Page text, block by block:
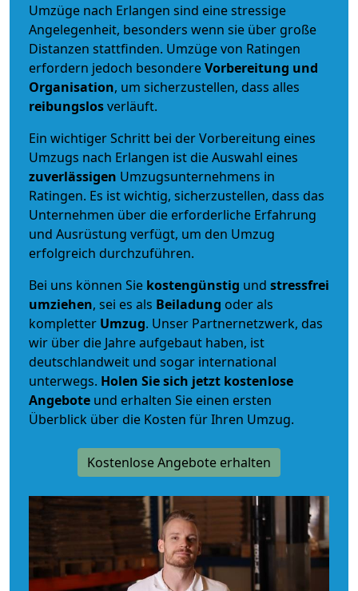
Umzüge nach Erlangen sind eine stressige
Angelegenheit, besonders wenn sie über große
Distanzen stattfinden. Umzüge von Ratingen
erfordern jedoch besondereVorbereitung und
Organisation, um sicherzustellen, dass alles
reibungslosverläuft.
Ein wichtiger Schritt bei der Vorbereitung eines
Umzugs nach Erlangen ist die Auswahl eines
zuverlässigen Umzugsunternehmens in
Ratingen. Es ist wichtig, sicherzustellen, dass das
Unternehmen über die erforderliche Erfahrung
und Ausrüstung verfügt, um den Umzug
erfolgreich durchzuführen.
Bei uns können Sie kostengünstig und stressfrei
umziehen, sei es als Beiladung oder als
kompletter Umzug. Unser Partnernetzwerk, das
wir über die Jahre aufgebaut haben, ist
deutschlandweit und sogar international
unterwegs. Holen Sie sich jetzt kostenlose
Angebote und erhalten Sie einen ersten
Überblick über die Kosten für Ihren Umzug.
Kostenlose Angebote erhalten